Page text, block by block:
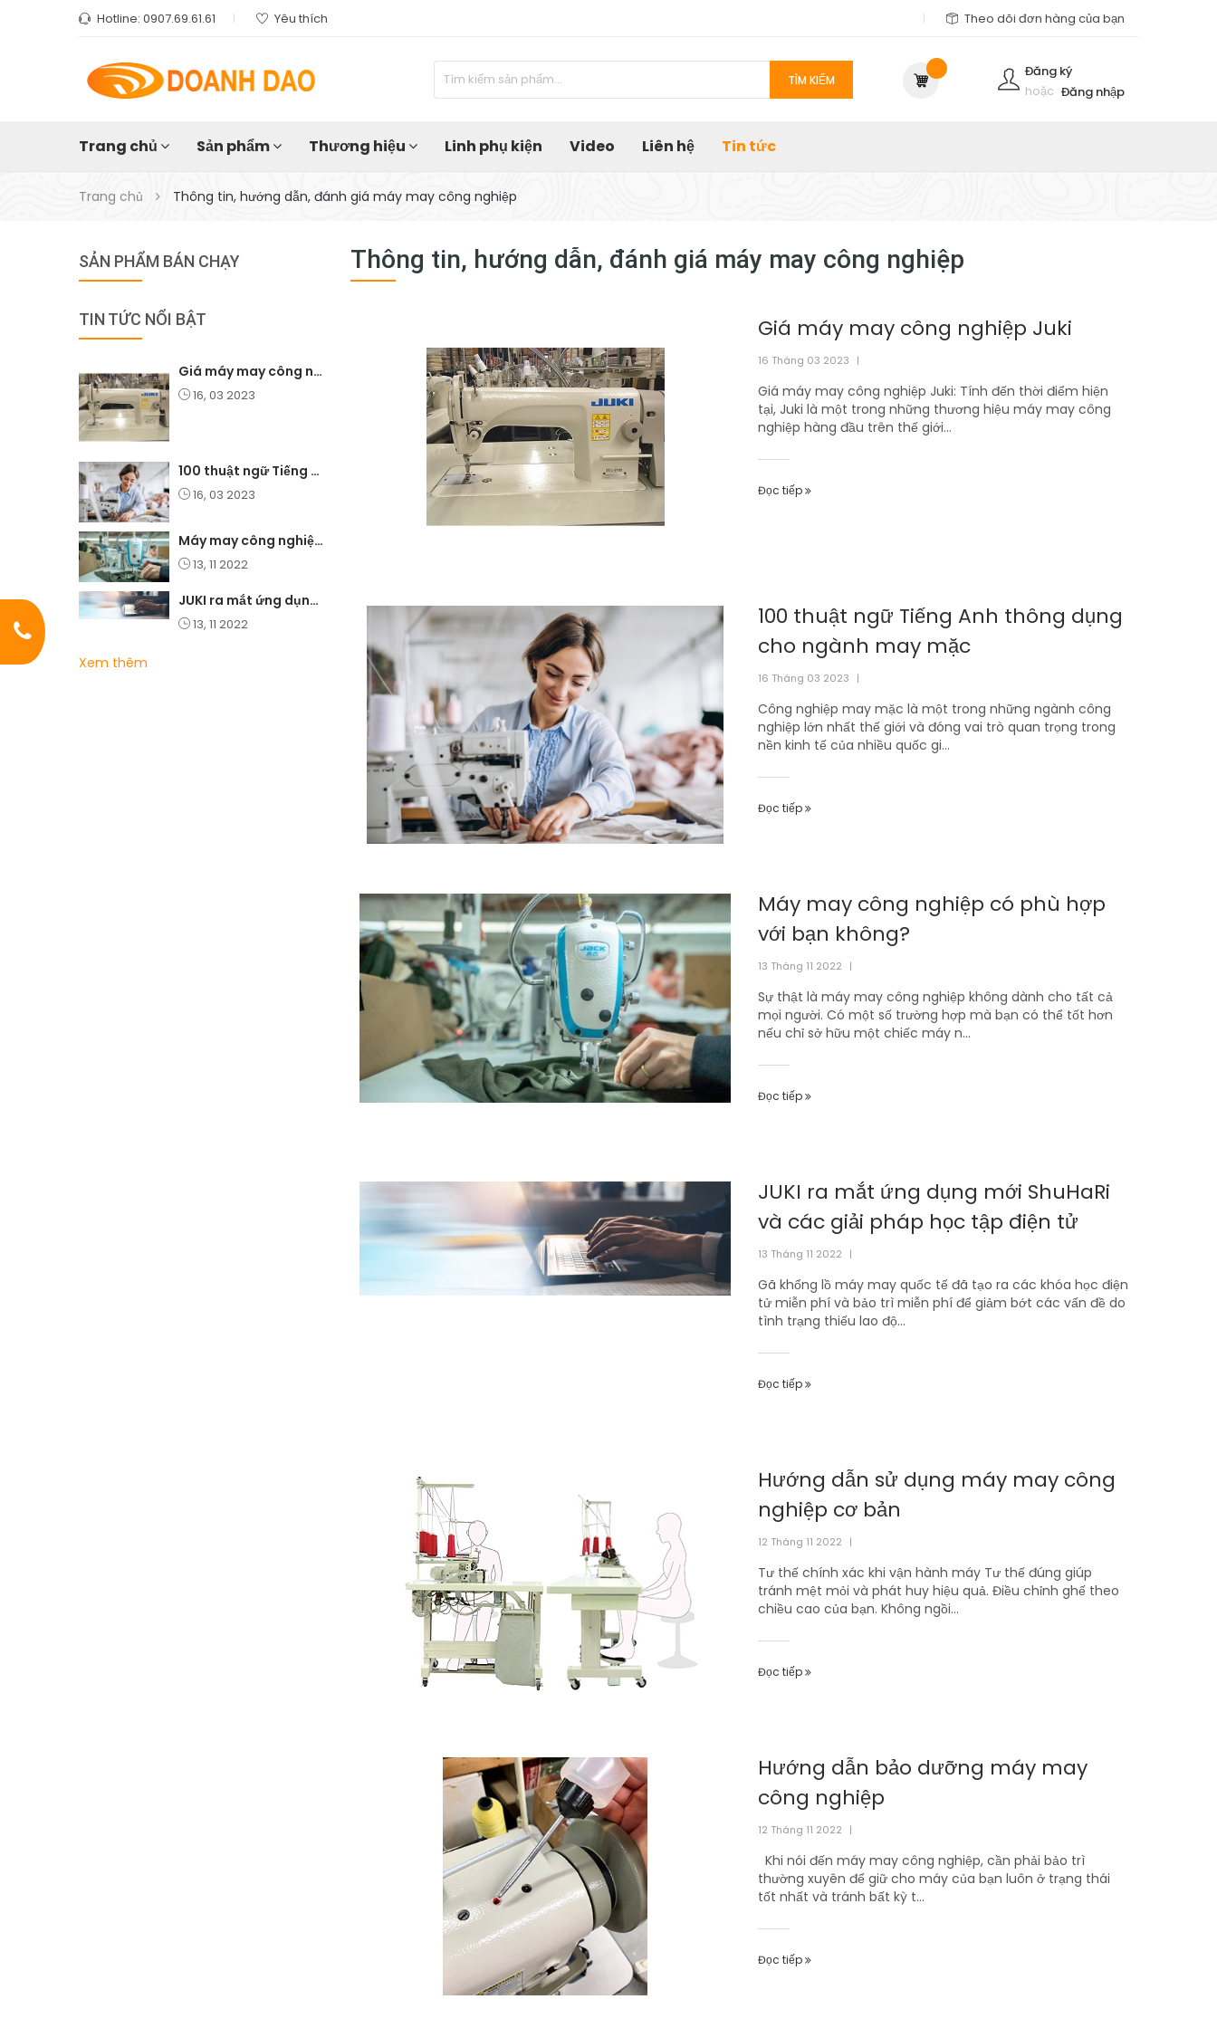
Hotline: 0907.69.61.61 Yêu thích Theo dõi đơn hàng của bạn
TÌM KIẾM
Đăng ký
hoặc Đăng nhập
Trang chủ Sản phẩm Thương hiệu Linh phụ kiện Video Liên hệ Tin tức
Trang chủ Thông tin, hướng dẫn, đánh giá máy may công nghiệp
SẢN PHẨM BÁN CHẠY
TIN TỨC NỔI BẬT
Giá máy may công nghiệp Juki
16, 03 2023
100 thuật ngữ Tiếng Anh thông dụng cho ngành may mặc
16, 03 2023
Máy may công nghiệp có phù hợp với bạn không?
13, 11 2022
JUKI ra mắt ứng dụng mới ShuHaRi và các giải pháp học tập điện tử
13, 11 2022
Xem thêm
Thông tin, hướng dẫn, đánh giá máy may công nghiệp
Giá máy may công nghiệp Juki
16 Tháng 03 2023 |
Giá máy may công nghiệp Juki: Tính đến thời điểm hiện
tại, Juki là một trong những thương hiệu máy may công
nghiệp hàng đầu trên thế giới...
Đọc tiếp
100 thuật ngữ Tiếng Anh thông dụng
cho ngành may mặc
16 Tháng 03 2023 |
Công nghiệp may mặc là một trong những ngành công
nghiệp lớn nhất thế giới và đóng vai trò quan trọng trong
nền kinh tế của nhiều quốc gi...
Đọc tiếp
Máy may công nghiệp có phù hợp
với bạn không?
13 Tháng 11 2022 |
Sự thật là máy may công nghiệp không dành cho tất cả
mọi người. Có một số trường hợp mà bạn có thể tốt hơn
nếu chỉ sở hữu một chiếc máy n...
Đọc tiếp
JUKI ra mắt ứng dụng mới ShuHaRi
và các giải pháp học tập điện tử
13 Tháng 11 2022 |
Gã khổng lồ máy may quốc tế đã tạo ra các khóa học điện
tử miễn phí và bảo trì miễn phí để giảm bớt các vấn đề do
tình trạng thiếu lao độ...
Đọc tiếp
Hướng dẫn sử dụng máy may công
nghiệp cơ bản
12 Tháng 11 2022 |
Tư thế chính xác khi vận hành máy Tư thế đúng giúp
tránh mệt mỏi và phát huy hiệu quả. Điều chỉnh ghế theo
chiều cao của bạn. Không ngồi...
Đọc tiếp
Hướng dẫn bảo dưỡng máy may
công nghiệp
12 Tháng 11 2022 |
Khi nói đến máy may công nghiệp, cần phải bảo trì
thường xuyên để giữ cho máy của bạn luôn ở trạng thái
tốt nhất và tránh bất kỳ t...
Đọc tiếp